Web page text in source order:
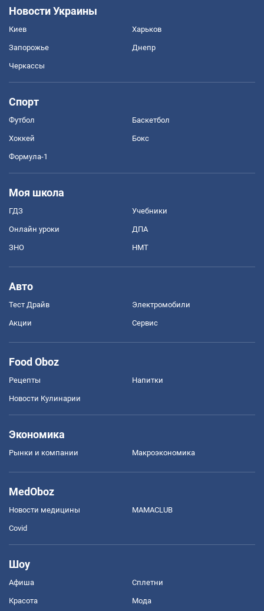
Новости Украины
Киев Харьков
Запорожье Днепр
Черкассы
Спорт
Футбол Баскетбол
Хоккей Бокс
Формула-1
Моя школа
ГДЗ Учебники
Онлайн уроки ДПА
ЗНО НМТ
Авто
Тест Драйв Электромобили
Акции Сервис
Food Oboz
Рецепты Напитки
Новости Кулинарии
Экономика
Рынки и компании Mакроэкономика
MedOboz
Новости медицины MAMACLUB
Covid
Шоу
Афиша Сплетни
Красота Мода